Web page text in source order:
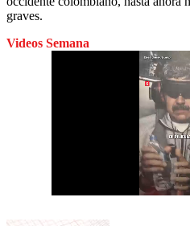
graves.
Videos Semana